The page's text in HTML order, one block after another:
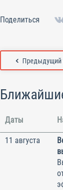
Поделиться
Предыдущий
Даты
11 августа